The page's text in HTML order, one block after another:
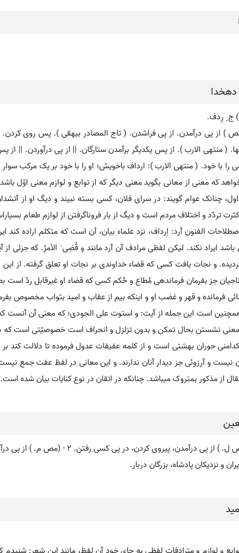
) ج ِ رِدف.
) از پی درآمدن. از پی فراشدن. ( تاج المصادر بیهقی ). پس روی
( منتهی الارب ). از پس یکدیگر برآمدن ستارگان. || از پی
با خود. ( منتهی الارب ): ارداف باخویش؛ او را با خود بر یک مرکب
که معنی از معانی بگوید معنی دیگر که از توابع و لوازم معنی اوّل
چنانک عوام گویند: در سرای فلان، کسی بسته نبیند و دیگ او از
تردّد و اختلاف مردم است و دیگ از بار فروناگرفتن از لوازم طعام
الفنون آرد: اِرداف، نزد علماء بیان، آن است که متکلم اراده
باشد ایراد نکند. لیکن لفظی مرادف آن آرد مانند و قُضِی َ الاَمرُ. که
و نجات یافت کسی که قضاء خداوندی بر نجات او تعلق گرفته. از
جز بفرمان فرماندهی مُطاع و حُکم کسی که قضاء او غیرقابل ردّ است
فرمانده و قهر و غضب او و اینکه بیم از عقاب و امید بثواب مخصوص
همچنین است این جمله از آیت: و استوت علی الجودی؛ که معنی آن
نشستن بحال تمکن و بدون تزلزل و انحراف است خصوصیّتی است
حوران بهشتی است و از کلمه عفیفات عدول فرموده تا دلالت کند
نیست و آرزوئی جز دیدار آنان ندارند. و این معانی در لفظ عفت جمع
از مذکور بمتروک میباشد. چنانکه در اتقان در نوع کنایات بیان شده است.
و نزدیکان پادشاه، بزرگان دربار.